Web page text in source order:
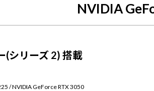
NVIDIA
(シリーズ 2) 搭載
/ NVIDIA GeForce RTX 3050